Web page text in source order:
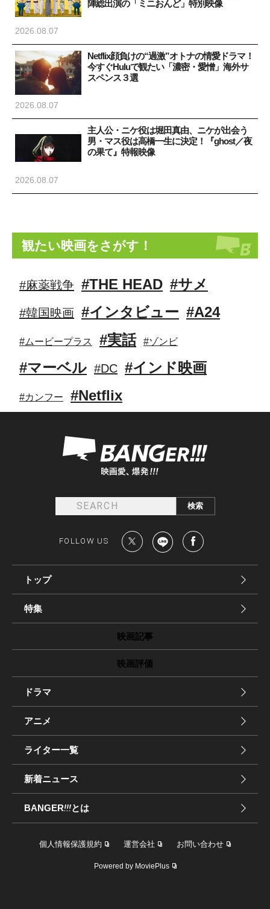
陣総出演の「ミニおんど」特別映像
2026.08.07
Netflix顔負けの“過激”オトナの情愛ドラマ！
今すぐHuluで観たい「濃密・愛憎」海外サ
スペンス３選
2026.08.07
主人公・ニケ役は堀田真由、ニケが出会う
男・マス役は高橋一生に決定！『ghost／夜
の果て』特報映像
2026.08.07
観たい映画をさがす！
#麻薬戦争 #THE HEAD #サメ
#韓国映画 #インタビュー #A24
#ムービープラス #実話 #ゾンビ
#マーベル #DC #インド映画
#カンフー #Netflix
FOLLOW US
トップ
特集
映画記事
映画評価
ドラマ
アニメ
ライター一覧
新着ニュース
BANGER!!!とは
個人情報保護規約 運営会社 お問い合わせ
Powered by MoviePlus